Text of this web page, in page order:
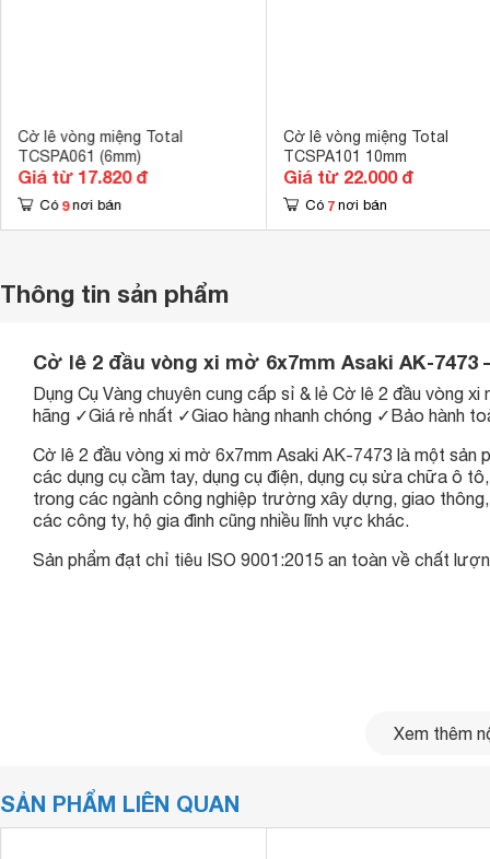
Cờ lê vòng miệng Total
TCSPA061 (6mm)
Giá từ 17.820 đ
Có 9 nơi bán
Cờ lê vòng miệng Total
TCSPA101 10mm
Giá từ 22.000 đ
Có 7 nơi bán
Thông tin sản phẩm
Cờ lê 2 đầu vòng xi mờ 6x7mm Asaki AK-7473
Dụng Cụ Vàng chuyên cung cấp sỉ & lẻ Cờ lê 2 đầu vòng
hãng ✓Giá rẻ nhất ✓Giao hàng nhanh chóng ✓Bảo hành
Cờ lê 2 đầu vòng xi mờ 6x7mm Asaki AK-7473 là một sản
các dụng cụ cầm tay, dụng cụ điện, dụng cụ sửa chữa ô
trong các ngành công nghiệp trường xây dựng, giao
các công ty, hộ gia đình cũng nhiều lĩnh vực khác.
Sản phẩm đạt chỉ tiêu ISO 9001:2015 an toàn về chất
Xem thêm
SẢN PHẨM LIÊN QUAN